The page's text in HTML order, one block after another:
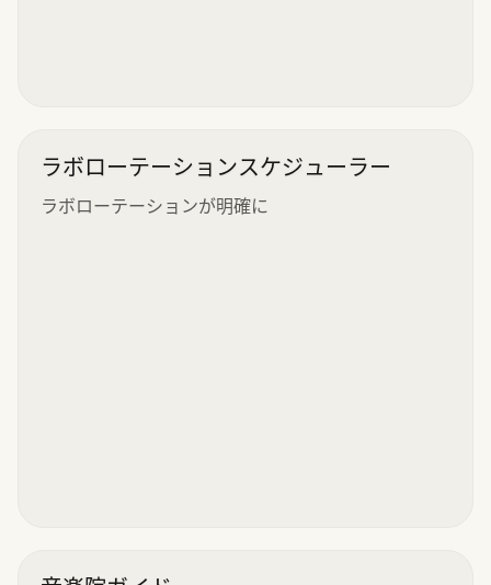
ラボローテーションスケジューラー
ラボローテーションが明確に